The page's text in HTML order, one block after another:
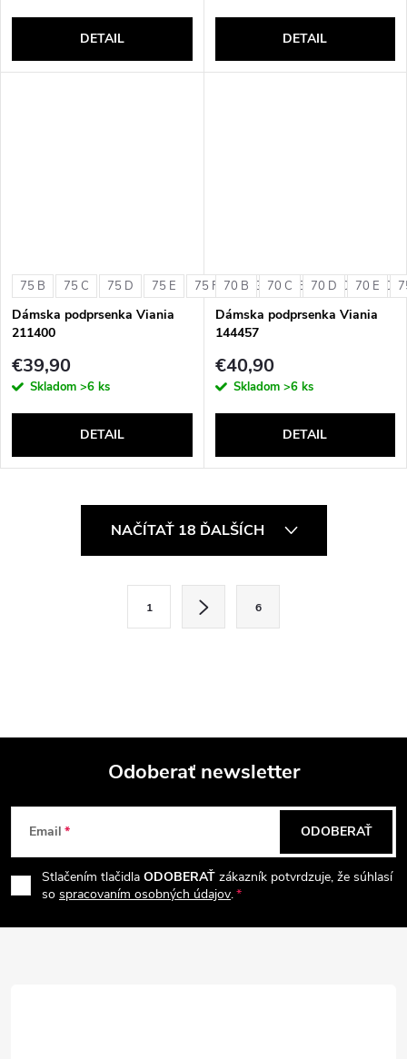
DETAIL DETAIL
75 B 75 C 75 D 75 E 75 F 75 G 80 B 80 C 80 D
Dámska podprsenka Viania
211400
€39,90
Skladom >6 ks
DETAIL
70 B 70 C 70 D 70 E
Dámska podprsenka Viania
144457
€40,90
Skladom >6 ks
DETAIL
c
e
p
r
v
NAČÍTAŤ 18 ĎALŠÍCH
a
i
e
1 6
Z
á
p
Odoberať newsletter
Email
Stlačením tlačidla ODOBERAŤ zákazník potvrdzuje, že súhlasí
so spracovaním osobných údajov.
ODOBERAŤ